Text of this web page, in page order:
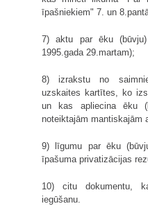
īpašniekiem" 7. un
7) aktu par ēku
1995.gada 29.martam);
8) izrakstu no
uzskaites kartītes, ko
un kas apliecina ēku
noteiktajām mantiskajām
9) līgumu par ēku
īpašuma privatizācijas
10) citu dokumentu,
iegūšanu.